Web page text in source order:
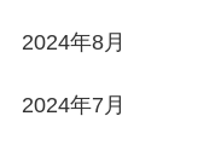
2024年8月
2024年7月